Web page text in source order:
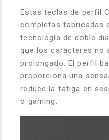
Estas teclas de perfil
completas fabricadas
tecnología de doble
que los caracteres no
prolongado. El perfil
proporciona una
reduce la fatiga en
o gaming.